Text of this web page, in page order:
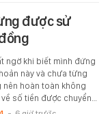
được sử
ngờ khi biết mình đứng
này và chưa từng
nên hoàn toàn không
về số tiền được chuyển…